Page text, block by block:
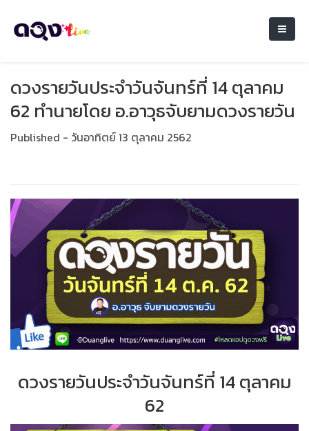
ดวงรายวันประจำวันจันทร์ที่ 14 ตุลาคม
62 ทำนายโดย อ.อาวุธจับยามดวงรายวัน
Published - วันอาทิตย์ 13 ตุลาคม 2562
ดวงรายวันประจำวันจันทร์ที่ 14 ตุลาคม
62